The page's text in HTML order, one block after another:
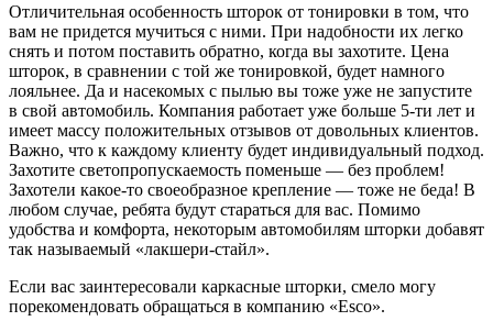
Отличительная особенность шторок от тонировки в том, что
вам не придется мучиться с ними. При надобности их легко
снять и потом поставить обратно, когда вы захотите. Цена
шторок, в сравнении с той же тонировкой, будет намного
лояльнее. Да и насекомых с пылью вы тоже уже не запустите
в свой автомобиль. Компания работает уже больше 5-ти лет и
имеет массу положительных отзывов от довольных клиентов.
Важно, что к каждому клиенту будет индивидуальный подход.
Захотите светопропускаемость поменьше — без проблем!
Захотели какое-то своеобразное крепление — тоже не беда! В
любом случае, ребята будут стараться для вас. Помимо
удобства и комфорта, некоторым автомобилям шторки добавят
так называемый «лакшери-стайл».
Если вас заинтересовали каркасные шторки, смело могу
порекомендовать обращаться в компанию «Esco».